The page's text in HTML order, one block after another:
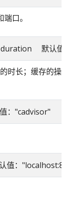
口。
默认值：
时长；缓存的操作
："cadvisor"
：